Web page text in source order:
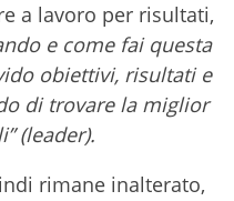
a lavoro per risultati,
e come fai questa
obiettivi, risultati e
di trovare la miglior
(leader).
rimane inalterato,